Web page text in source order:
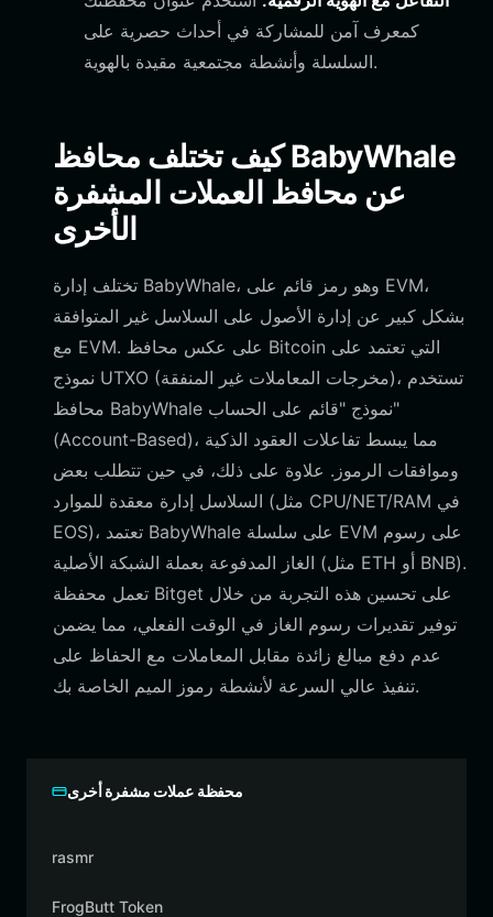
كمعرف آمن للمشاركة في أحداث حصرية على
السلسلة وأنشطة مجتمعية مقيدة بالهوية.
كيف تختلف محافظ BabyWhale
عن محافظ العملات المشفرة
الأخرى
تختلف إدارة BabyWhale، وهو رمز قائم على EVM،
بشكل كبير عن إدارة الأصول على السلاسل غير المتوافقة
مع EVM. على عكس محافظ Bitcoin التي تعتمد على
نموذج UTXO (مخرجات المعاملات غير المنفقة)، تستخدم
محافظ BabyWhale نموذج "قائم على الحساب"
(Account-Based)، مما يبسط تفاعلات العقود الذكية
وموافقات الرموز. علاوة على ذلك، في حين تتطلب بعض
السلاسل إدارة معقدة للموارد (مثل CPU/NET/RAM في
EOS)، تعتمد BabyWhale على سلسلة EVM على رسوم
الغاز المدفوعة بعملة الشبكة الأصلية (مثل ETH أو BNB).
تعمل محفظة Bitget على تحسين هذه التجربة من خلال
توفير تقديرات رسوم الغاز في الوقت الفعلي، مما يضمن
عدم دفع مبالغ زائدة مقابل المعاملات مع الحفاظ على
تنفيذ عالي السرعة لأنشطة رموز الميم الخاصة بك.
محفظة عملات مشفرة أخرى
rasmr
FrogButt Token